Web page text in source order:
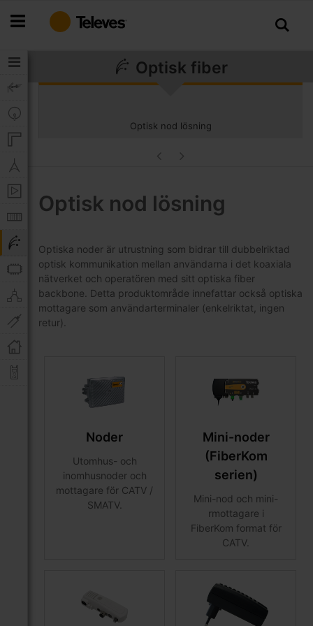
till
Optisk fiber
Optisk nod lösning
Optisk nod lösning
Optiska noder är utrustning som bidrar till dubbelriktad
optisk kommunikation mellan användarna i det koaxiala
nätverket och operatören med sitt optiska fiber
backbone. Detta produktområde innefattar också optiska
mottagare som användarterminaler (enkelriktat, ingen
retur).
Noder
Utomhus- och
inomhusnoder och
mottagare för CATV /
SMATV.
Mini-noder
(FiberKom
serien)
Mini-nod och mini-
rmottagare i
FiberKom format för
CATV.